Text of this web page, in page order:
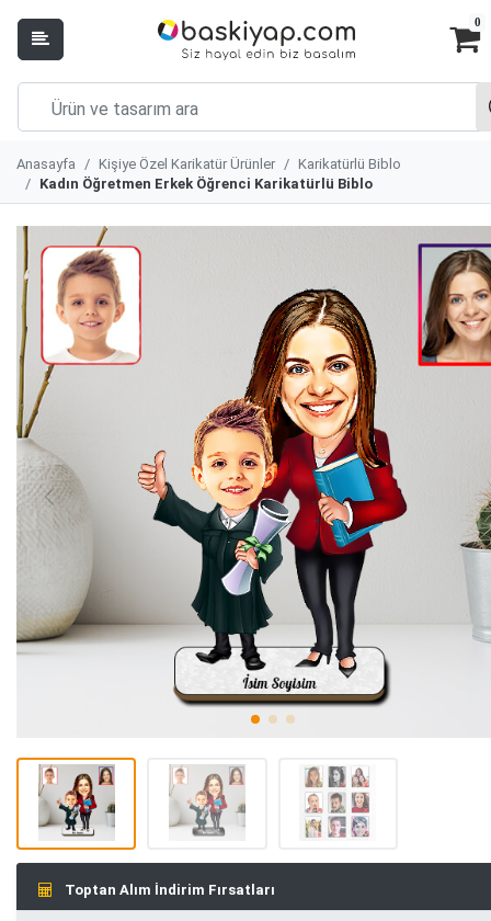
0
Anasayfa Kişiye Özel Karikatür Ürünler
Karikatürlü Biblo
Kadın Öğretmen Erkek Öğrenci Karikatürlü Biblo
Toptan Alım İndirim Fırsatları